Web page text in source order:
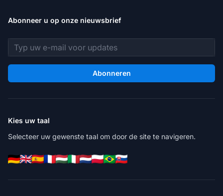
Abonneer u op onze nieuwsbrief
E-mailadres
Abonneren
Kies uw taal
Selecteer uw gewenste taal om door de site te navigeren.